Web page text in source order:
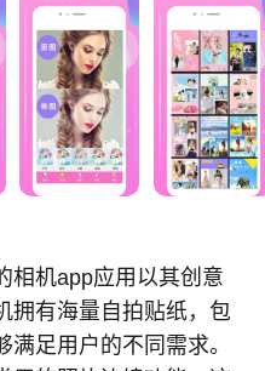
相机app应用以其创意
拥有海量自拍贴纸，包
足用户的不同需求。